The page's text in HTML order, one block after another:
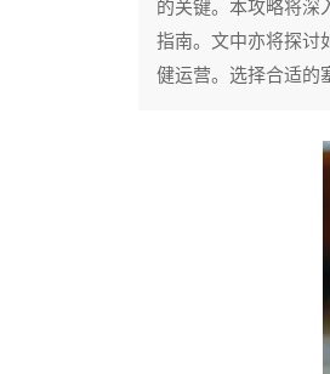
的关键。本攻略将深
指南。文中亦将探讨
健运营。选择合适的